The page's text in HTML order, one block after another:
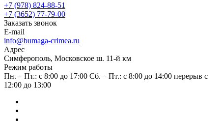
+7 (978) 824-88-51
+7 (3652) 77-79-00
Заказать звонок
E-mail
info@bumaga-crimea.ru
Адрес
Симферополь, Московское ш. 11-й км
Режим работы
Пн. – Пт.: с 8:00 до 17:00 Сб. – Пт.: с 8:00 до 14:00 перерыв с
12:00 до 13:00